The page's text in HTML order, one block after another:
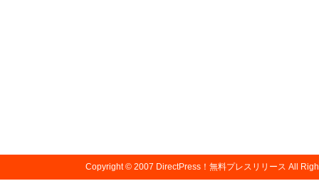
Copyright © 2007 DirectPress！無料プレスリリース All